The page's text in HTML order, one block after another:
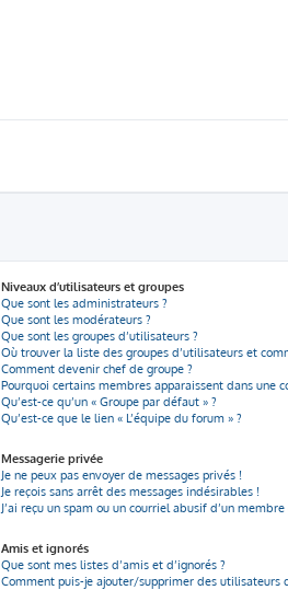
Niveaux d’utilisateurs et groupes
Que sont les administrateurs ?
Que sont les modérateurs ?
Que sont les groupes d’utilisateurs ?
Où trouver la liste des groupes d’utilisateurs et
Comment devenir chef de groupe ?
Pourquoi certains membres apparaissent dans une
Qu’est-ce qu’un « Groupe par défaut » ?
Qu’est-ce que le lien « L’équipe du forum » ?
Messagerie privée
Je ne peux pas envoyer de messages privés !
Je reçois sans arrêt des messages indésirables !
J’ai reçu un spam ou un courriel abusif d’un
Amis et ignorés
Que sont mes listes d’amis et d’ignorés ?
Comment puis-je ajouter/supprimer des utilisateurs